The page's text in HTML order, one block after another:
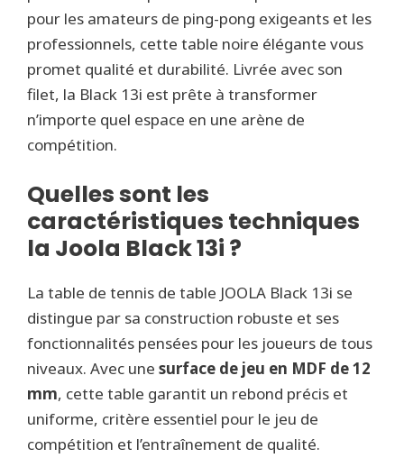
pour les amateurs de ping-pong exigeants et les
professionnels, cette table noire élégante vous
promet qualité et durabilité. Livrée avec son
filet, la Black 13i est prête à transformer
n’importe quel espace en une arène de
compétition.
Quelles sont les
caractéristiques techniques
la Joola Black 13i ?
La table de tennis de table JOOLA Black 13i se
distingue par sa construction robuste et ses
fonctionnalités pensées pour les joueurs de tous
niveaux. Avec une surface de jeu en MDF de 12
mm, cette table garantit un rebond précis et
uniforme, critère essentiel pour le jeu de
compétition et l’entraînement de qualité.